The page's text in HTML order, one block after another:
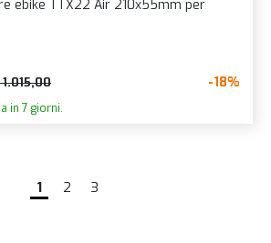
ebike TTX22 Air 210x55mm per
1.015,00 -18%
in 7 giorni.
1 2 3